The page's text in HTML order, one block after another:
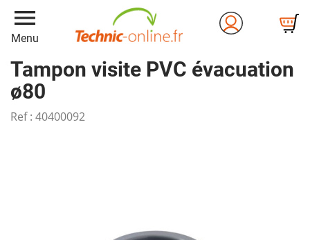
menu
Menu
Tampon visite PVC évacuation
ø80
Ref : 40400092